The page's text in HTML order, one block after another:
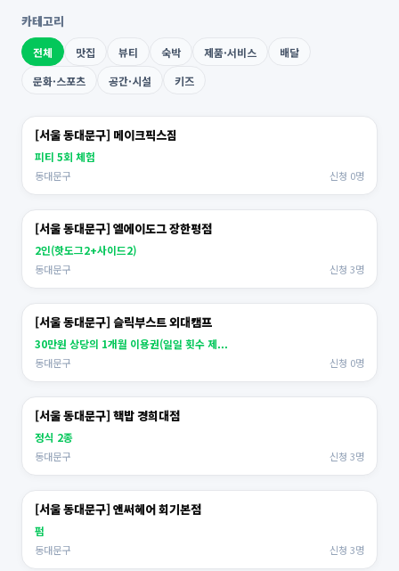
카테고리
전체 맛집 뷰티 숙박 제품·서비스
배달
문화·스포츠
공간·시설 키즈
[서울 동대문구] 메이크픽스짐
피티 5회 체험
동대문구 신청 0명
[서울 동대문구] 엘에이도그 장한평점
2인(핫도그2+사이드2)
동대문구 신청 3명
[서울 동대문구] 슬릭부스트 외대캠프
30만원 상당의 1개월 이용권(일일 횟수 제...
동대문구 신청 0명
[서울 동대문구] 핵밥 경희대점
정식 2종
동대문구 신청 3명
[서울 동대문구] 앤써헤어 회기본점
펌
동대문구 신청 3명